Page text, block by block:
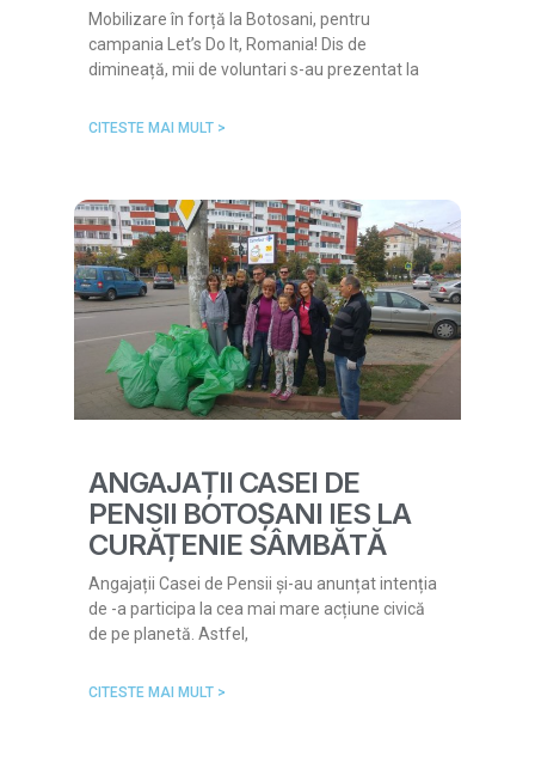
Mobilizare în forță la Botosani, pentru
campania Let’s Do It, Romania! Dis de
dimineață, mii de voluntari s-au prezentat la
CITESTE MAI MULT >
ANGAJAȚII CASEI DE
PENSII BOTOȘANI IES LA
CURĂȚENIE SÂMBĂTĂ
Angajații Casei de Pensii și-au anunțat intenția
de -a participa la cea mai mare acțiune civică
de pe planetă. Astfel,
CITESTE MAI MULT >